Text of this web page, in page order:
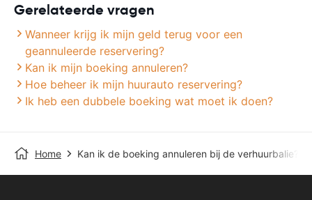
Gerelateerde vragen
Wanneer krijg ik mijn geld terug voor een
geannuleerde reservering?
Kan ik mijn boeking annuleren?
Hoe beheer ik mijn huurauto reservering?
Ik heb een dubbele boeking wat moet ik doen?
Home Kan ik de boeking annuleren bij de verhuurbalie?